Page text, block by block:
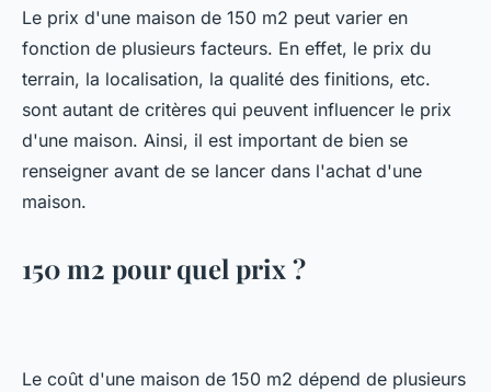
Quel prix pour une maison de
150 m2 ?
ozanne•28 novembre 2022• 4 min de lecture
Le prix d'une maison de 150 m2 peut varier en
fonction de plusieurs facteurs. En effet, le prix du
terrain, la localisation, la qualité des finitions, etc.
sont autant de critères qui peuvent influencer le prix
d'une maison. Ainsi, il est important de bien se
renseigner avant de se lancer dans l'achat d'une
maison.
150 m2 pour quel prix ?
Le coût d'une maison de 150 m2 dépend de plusieurs